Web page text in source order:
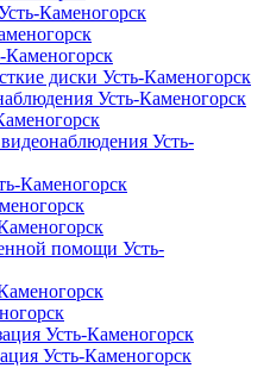
Каменогорск
диски Усть-Каменогорск
Усть-Каменогорск
Усть-
Каменогорск
помощи Усть-
Усть-Каменогорск
Усть-Каменогорск